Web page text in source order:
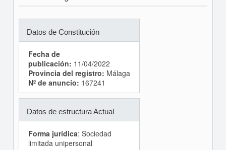
Datos de Constitución
Fecha de
publicación: 11/04/2022
Provincia del registro: Málaga
Nº de anuncio: 167241
Datos de estructura Actual
Forma jurídica: Sociedad
limitada unipersonal